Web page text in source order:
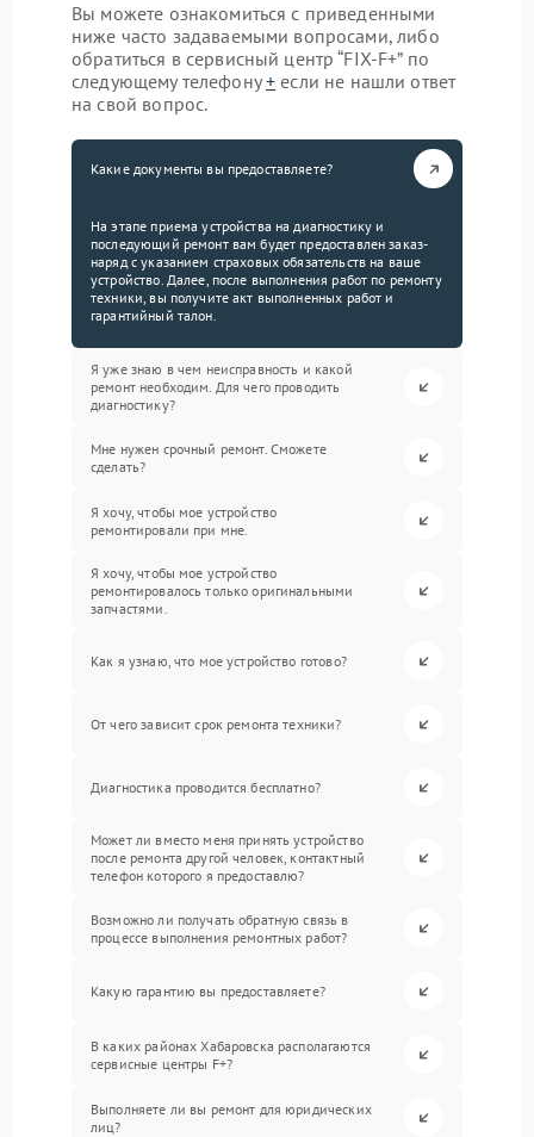
Вы можете ознакомиться с приведенными
ниже часто задаваемыми вопросами, либо
обратиться в сервисный центр “FIX-F+” по
следующему телефону+ если не нашли ответ
на свой вопрос.
Какие документы вы предоставляете?
На этапе приема устройства на диагностику и
последующий ремонт вам будет предоставлен заказ-
наряд с указанием страховых обязательств на ваше
устройство. Далее, после выполнения работ по ремонту
техники, вы получите акт выполненных работ и
гарантийный талон.
Я уже знаю в чем неисправность и какой
ремонт необходим. Для чего проводить
диагностику?
Мне нужен срочный ремонт. Сможете
сделать?
Я хочу, чтобы мое устройство
ремонтировали при мне.
Я хочу, чтобы мое устройство
ремонтировалось только оригинальными
запчастями.
Как я узнаю, что мое устройство готово?
От чего зависит срок ремонта техники?
Диагностика проводится бесплатно?
Может ли вместо меня принять устройство
после ремонта другой человек, контактный
телефон которого я предоставлю?
Возможно ли получать обратную связь в
процессе выполнения ремонтных работ?
Какую гарантию вы предоставляете?
В каких районах Хабаровска располагаются
сервисные центры F+?
Выполняете ли вы ремонт для юридических
лиц?